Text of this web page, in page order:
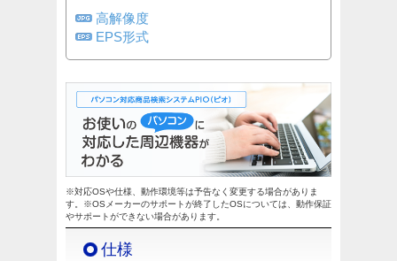
高解像度
EPS形式
※対応OSや仕様、動作環境等は予告なく変更する場合がありま
す。※OSメーカーのサポートが終了したOSについては、動作保証
やサポートができない場合があります。
仕様